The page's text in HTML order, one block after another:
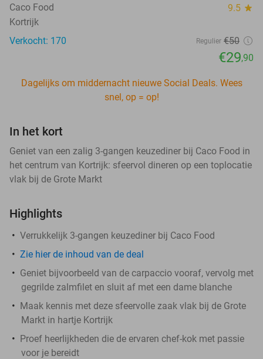
Caco Food 9.5 star
Kortrijk
Verkocht: 170
Regulier €50
€29,90
Dagelijks om middernacht nieuwe Social Deals. Wees
snel, op = op!
In het kort
Geniet van een zalig 3-gangen keuzediner bij Caco Food in
het centrum van Kortrijk: sfeervol dineren op een toplocatie
vlak bij de Grote Markt
Highlights
Verrukkelijk 3-gangen keuzediner bij Caco Food
Zie hier de inhoud van de deal
Geniet bijvoorbeeld van de carpaccio vooraf, vervolg met
gegrilde zalmfilet en sluit af met een dame blanche
Maak kennis met deze sfeervolle zaak vlak bij de Grote
Markt in hartje Kortrijk
Proef heerlijkheden die de ervaren chef-kok met passie
voor je bereidt